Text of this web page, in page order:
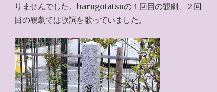
りませんでした。harugotatsuの１回目の観劇、２回
目の観劇では歌詞を歌っていました。